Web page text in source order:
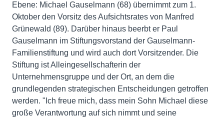
Ebene: Michael Gauselmann (68) übernimmt zum 1.
Oktober den Vorsitz des Aufsichtsrates von Manfred
Grünewald (89). Darüber hinaus beerbt er Paul
Gauselmann im Stiftungsvorstand der Gauselmann-
Familienstiftung und wird auch dort Vorsitzender. Die
Stiftung ist Alleingesellschafterin der
Unternehmensgruppe und der Ort, an dem die
grundlegenden strategischen Entscheidungen getroffen
werden. "Ich freue mich, dass mein Sohn Michael diese
große Verantwortung auf sich nimmt und seine